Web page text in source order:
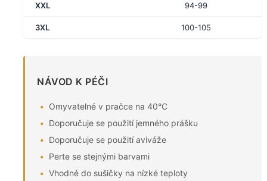
XXL 94-99
3XL 100-105
NÁVOD K PÉČI
Omyvatelné v pračce na 40°C
Doporučuje se použití jemného prášku
Doporučuje se použití aviváže
Perte se stejnými barvami
Vhodné do sušičky na nízké teploty